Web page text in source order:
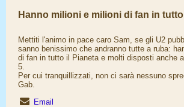
Hanno milioni e milioni di fan in
Mettiti l'animo in pace caro Sam, se gli U2
sanno benissimo che andranno tutte a ruba:
di fan in tutto il Pianeta e molti disposti anche
5.
Per cui tranquillizzati, non ci sarà nessuno
Gab.
Email